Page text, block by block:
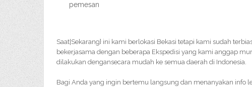
pemesan
Saat|Sekarang} ini kami berlokasi Bekasi tetapi kami sudah
bekerjasama dengan beberapa Ekspedisi yang kami anggap
dilakukan dengansecara mudah ke semua daerah di Indonesia.
Bagi Anda yang ingin bertemu langsung dan menanyakan info